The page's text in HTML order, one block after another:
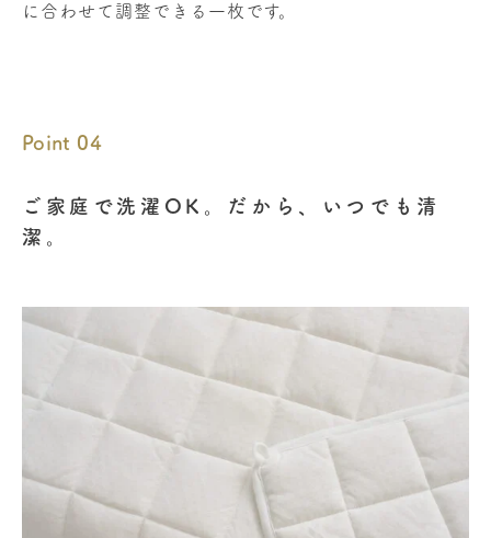
に合わせて調整できる一枚です。
Point 04
ご家庭で洗濯OK。だから、いつでも清
潔。